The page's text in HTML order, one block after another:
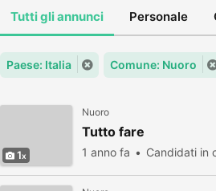
Tutti gli annunci Personale
Paese: Italia Comune: Nuoro
1
Nuoro
Tutto fare
1 anno fa Candidati in